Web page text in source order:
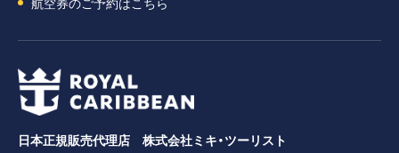
日本正規販売代理店 株式会社ミキ・ツーリスト